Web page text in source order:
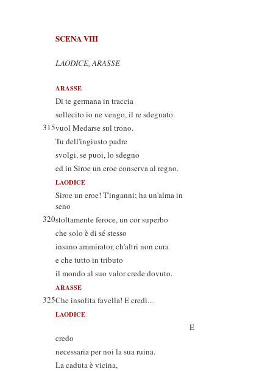
SCENA VIII
LAODICE, ARASSE
ARASSE
Di te germana in traccia
sollecito io ne vengo, il re sdegnato
315vuol Medarse sul trono.
Tu dell'ingiusto padre
svolgi, se puoi, lo sdegno
ed in Siroe un eroe conserva al regno.
LAODICE
Siroe un eroe! T'inganni; ha un'alma in
seno
320stoltamente feroce, un cor superbo
che solo è di sé stesso
insano ammirator, ch'altri non cura
e che tutto in tributo
il mondo al suo valor crede dovuto.
ARASSE
325Che insolita favella! E credi...
LAODICE
E
credo
necessaria per noi la sua ruina.
La caduta è vicina,